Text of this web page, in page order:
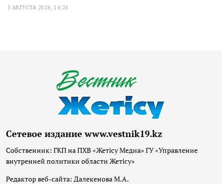
5 АВГУСТА 2026, 16:26
Сетевое издание www.vestnik19.kz
Собственник: ГКП на ПХВ «Жетісу Медиа» ГУ «Управление
внутренней политики области Жетісу»
Редактор веб-сайта: Далекенова М.А.